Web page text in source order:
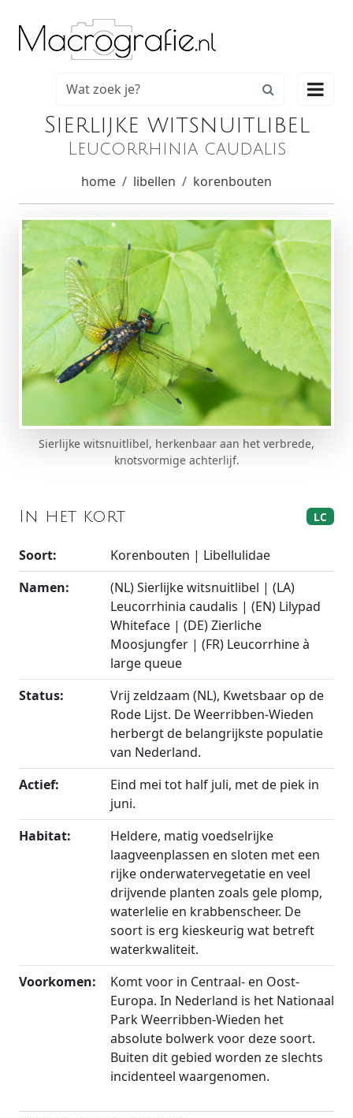

Sierlijke witsnuitlibel
Leucorrhinia caudalis
home libellen korenbouten
Sierlijke witsnuitlibel, herkenbaar aan het verbrede,
knotsvormige achterlijf.
In het kort LC
Soort:
Korenbouten | Libellulidae
Namen:
(NL) Sierlijke witsnuitlibel | (LA)
Leucorrhinia caudalis | (EN) Lilypad
Whiteface | (DE) Zierliche
Moosjungfer | (FR) Leucorrhine à
large queue
Status:
Vrij zeldzaam (NL), Kwetsbaar op de
Rode Lijst. De Weerribben-Wieden
herbergt de belangrijkste populatie
van Nederland.
Actief:
Eind mei tot half juli, met de piek in
juni.
Habitat:
Heldere, matig voedselrijke
laagveenplassen en sloten met een
rijke onderwatervegetatie en veel
drijvende planten zoals gele plomp,
waterlelie en krabbenscheer. De
soort is erg kieskeurig wat betreft
waterkwaliteit.
Voorkomen:
Komt voor in Centraal- en Oost-
Europa. In Nederland is het Nationaal
Park Weerribben-Wieden het
absolute bolwerk voor deze soort.
Buiten dit gebied worden ze slechts
incidenteel waargenomen.